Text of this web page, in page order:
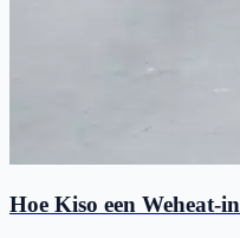
Hoe Kiso een Weheat-